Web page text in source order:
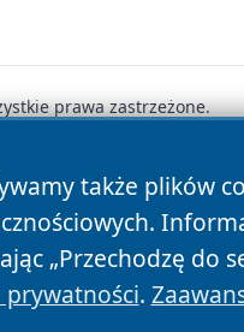
także plików
„Przechodzę do
.
prawa zastrzeżone.
Polityka Cookies